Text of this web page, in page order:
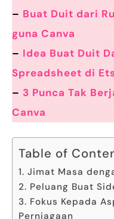
– Buat Duit dari
guna Canva
– Idea Buat Duit
Spreadsheet di
– 3 Punca Tak
Canva
Table of
1. Jimat Masa
2. Peluang Buat
3. Fokus Kepada
Perniagaan